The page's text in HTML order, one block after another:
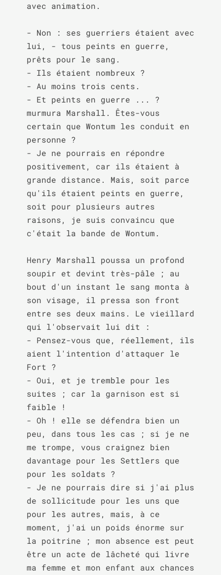
avec animation.
- Non : ses guerriers étaient avec
lui, - tous peints en guerre,
prêts pour le sang.
- Ils étaient nombreux ?
- Au moins trois cents.
- Et peints en guerre ... ?
murmura Marshall. Êtes-vous
certain que Wontum les conduit en
personne ?
- Je ne pourrais en répondre
positivement, car ils étaient à
grande distance. Mais, soit parce
qu'ils étaient peints en guerre,
soit pour plusieurs autres
raisons, je suis convaincu que
c'était la bande de Wontum.
Henry Marshall poussa un profond
soupir et devint très-pâle ; au
bout d'un instant le sang monta à
son visage, il pressa son front
entre ses deux mains. Le vieillard
qui l'observait lui dit :
- Pensez-vous que, réellement, ils
aient l'intention d'attaquer le
Fort ?
- Oui, et je tremble pour les
suites ; car la garnison est si
faible !
- Oh ! elle se défendra bien un
peu, dans tous les cas ; si je ne
me trompe, vous craignez bien
davantage pour les Settlers que
pour les soldats ?
- Je ne pourrais dire si j'ai plus
de sollicitude pour les uns que
pour les autres, mais, à ce
moment, j'ai un poids énorme sur
la poitrine ; mon absence est peut
être un acte de lâcheté qui livre
ma femme et mon enfant aux chances